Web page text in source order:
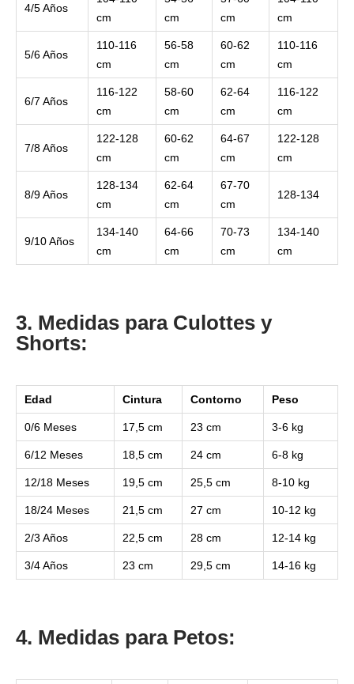
4/5 Años
cm
cm
cm
cm
5/6 Años
110-116
cm
56-58
cm
60-62
cm
110-116
cm
6/7 Años
116-122
cm
58-60
cm
62-64
cm
116-122
cm
7/8 Años
122-128
cm
60-62
cm
64-67
cm
122-128
cm
8/9 Años
128-134
cm
62-64
cm
67-70
cm
128-134
9/10 Años
134-140
cm
64-66
cm
70-73
cm
134-140
cm
3. Medidas para Culottes y
Shorts:
Edad Cintura Contorno Peso
0/6 Meses 17,5 cm 23 cm 3-6 kg
6/12 Meses 18,5 cm 24 cm 6-8 kg
12/18 Meses 19,5 cm 25,5 cm 8-10 kg
18/24 Meses 21,5 cm 27 cm 10-12 kg
2/3 Años 22,5 cm 28 cm 12-14 kg
3/4 Años 23 cm 29,5 cm 14-16 kg
4. Medidas para Petos: